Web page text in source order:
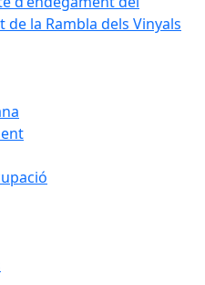
de la Rambla dels Vinyals